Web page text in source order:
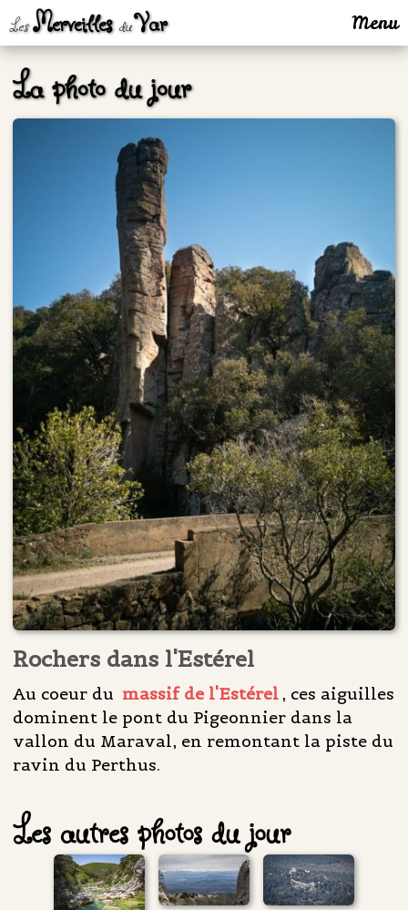
LesMerveillesduVar Menu
La photo du jour
Rochers dans l'Estérel
Au coeur du massif de l'Estérel, ces aiguilles
dominent le pont du Pigeonnier dans la
vallon du Maraval, en remontant la piste du
ravin du Perthus.
Les autres photos du jour